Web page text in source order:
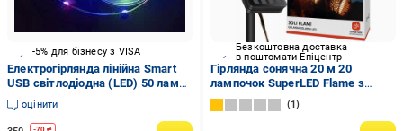
-5% для бізнесу з VISA
Електрогірлянда лінійна Smart
USB світлодіодна (LED) 50 ламп
5 м (STR50L)
оцінити
Безкоштовна доставка
в поштомати Епіцентр
Гірлянда сонячна 20 м 20
лампочок SuperLED Flame з
ефектом полум’я IP65
(33977432)
1